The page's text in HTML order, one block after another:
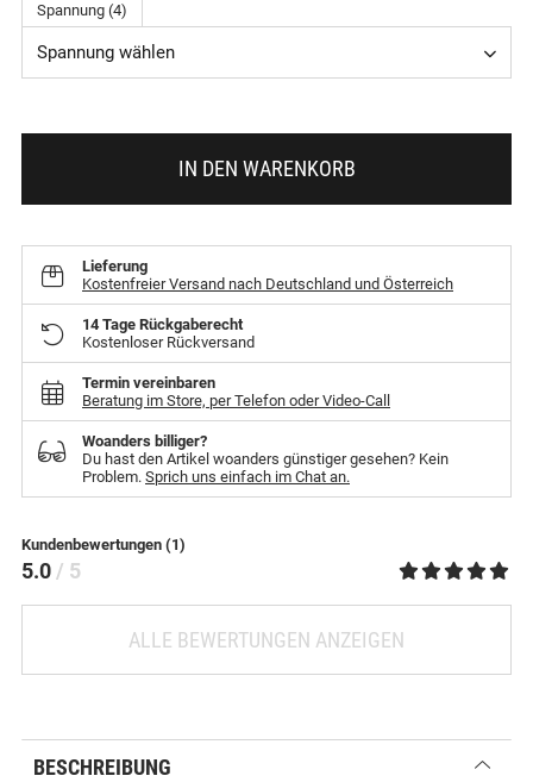
Spannung (4)
Spannung wählen
IN DEN WARENKORB
Lieferung
Kostenfreier Versand nach Deutschland und Österreich
14 Tage Rückgaberecht
Kostenloser Rückversand
Termin vereinbaren
Beratung im Store, per Telefon oder Video-Call
Woanders billiger?
Du hast den Artikel woanders günstiger gesehen? Kein
Problem. Sprich uns einfach im Chat an.
Kundenbewertungen (1)
5.0 / 5
ALLE BEWERTUNGEN ANZEIGEN
BESCHREIBUNG